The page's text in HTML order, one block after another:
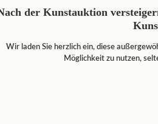
der Kunstauktion
Wir laden Sie herzlich ein, diese
Möglichkeit zu nutzen,